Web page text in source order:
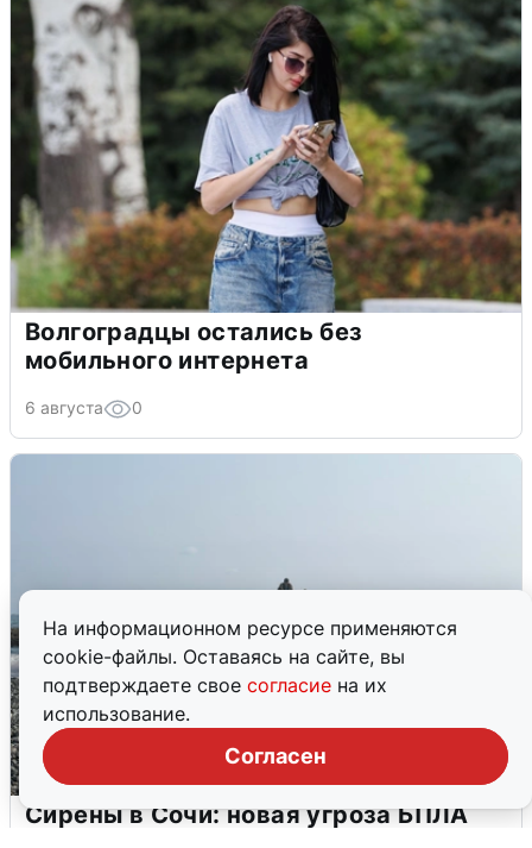
На информационном ресурсе применяются
cookie-файлы. Оставаясь на сайте, вы
подтверждаете свое согласие на их
использование.
Согласен
Волгоградцы остались без
мобильного интернета
6 августа 0
Сирены в Сочи: новая угроза БПЛА